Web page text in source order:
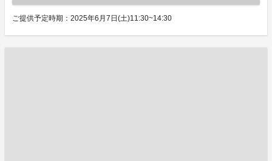
ご提供予定時期：2025年6月7日(土)11:30~14:30